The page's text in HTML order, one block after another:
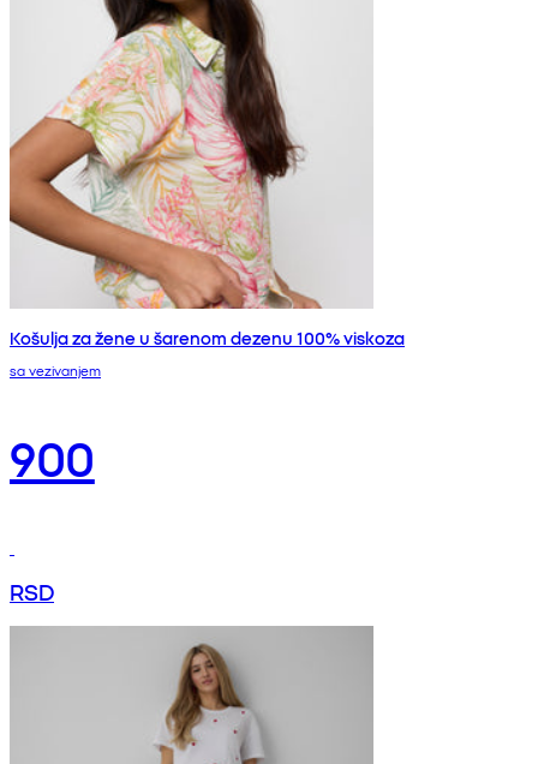
Košulja za žene u šarenom dezenu 100% viskoza
sa vezivanjem
900
RSD